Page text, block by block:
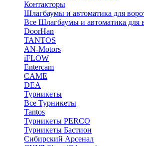
Контакторы
Шлагбаумы и автоматика для
Все Шлагбаумы и автоматика для
DoorHan
TANTOS
AN-Motors
iFLOW
Entercam
CAME
DEA
Турникеты
Все Турникеты
Tantos
Турникеты PERCO
Турникеты Бастион
Сибирский Арсенал